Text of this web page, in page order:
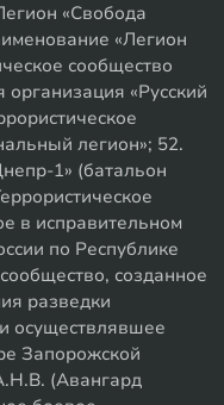
«Свобода
«Легион
сообщество
«Русский
легион»; 52.
1» (батальон
в исправительном
по Республике
созданное
разведки
осуществлявшее
Запорожской
(Авангард